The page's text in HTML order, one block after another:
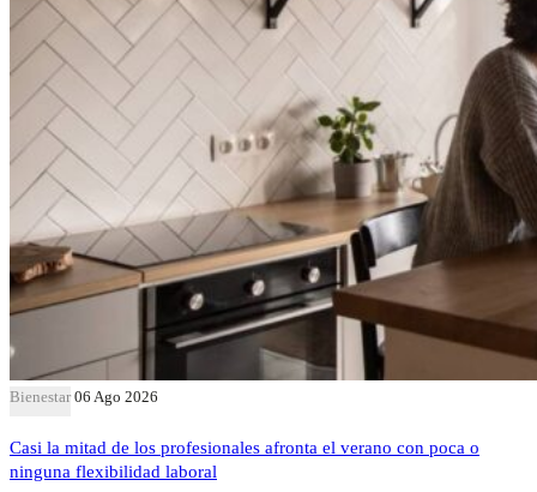
Bienestar 06 Ago 2026
Casi la mitad de los profesionales afronta el verano con poca o
ninguna flexibilidad laboral